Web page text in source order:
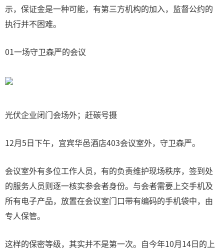
示，保证金是一种可能，有第三方机构的加入，监督公约的
执行并不困难。
01一场守卫森严的会议
光伏企业闭门会场外；赶碳号摄
12月5日下午，宜宾华邑酒店403会议室外，守卫森严。
会议室外有多位工作人员，有的负责维护现场秩序，签到处
的服务人员则逐一核实参会者身份。与会者需要上交手机及
所有电子产品，放置在会议室门口带有编码的手机袋中，由
专人保管。
这样的保密等级，其实并不是第一次。自今年10月14日的上